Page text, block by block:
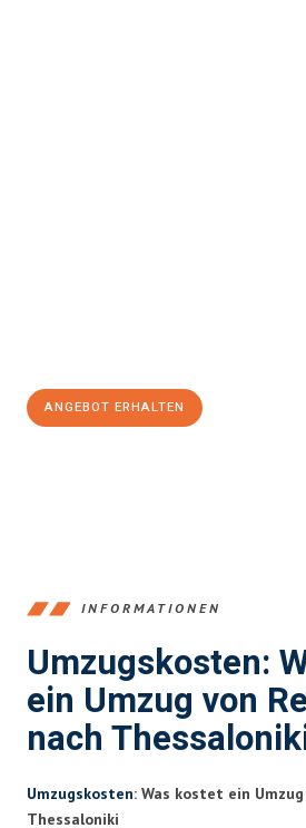
ANGEBOT ERHALTEN
INFORMATIONEN
Umzugskosten:
ein Umzug von
nach
Umzugskosten: Was kostet ein
Thessaloniki